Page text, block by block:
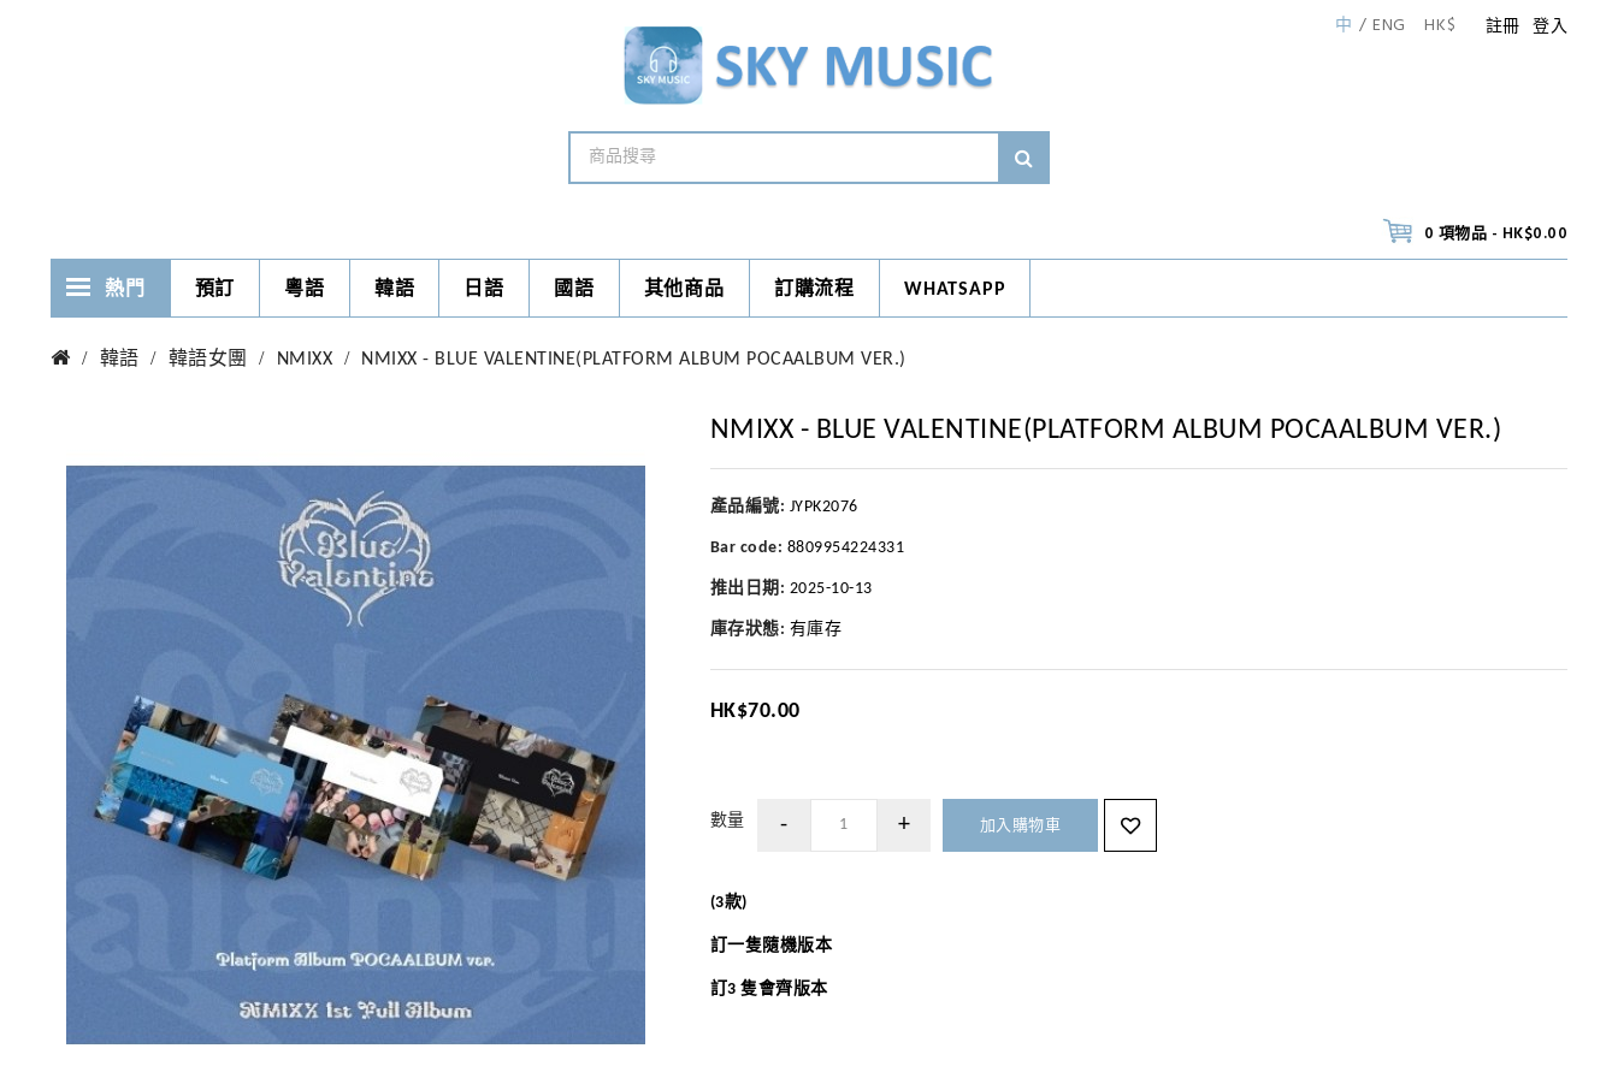
註冊 登入
中 ENG HK$
0 項物品 - HK$0.00
熱門 預訂 粵語 韓語 日語 國語 其他商品 訂購流程 WHATSAPP
韓語 韓語女團 NMIXX NMIXX - BLUE VALENTINE(PLATFORM ALBUM POCAALBUM VER.)
NMIXX - BLUE VALENTINE(PLATFORM ALBUM POCAALBUM VER.)
產品編號: JYPK2076
Bar code: 8809954224331
推出日期: 2025-10-13
庫存狀態: 有庫存
HK$70.00
數量 加入購物車
(3款)
訂一隻隨機版本
訂3 隻會齊版本